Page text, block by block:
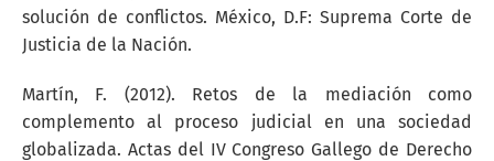
solución de conflictos. México, D.F: Suprema Corte de
Justicia de la Nación.
Martín, F. (2012). Retos de la mediación como
complemento al proceso judicial en una sociedad
globalizada. Actas del IV Congreso Gallego de Derecho